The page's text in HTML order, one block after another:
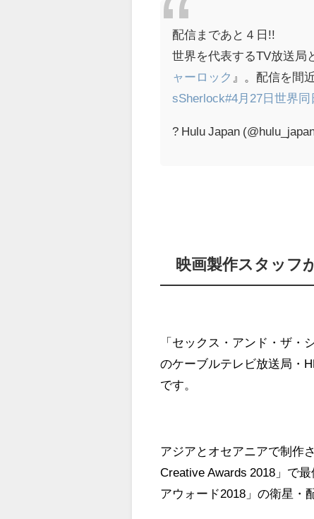
配信まであと４日!!
世界を代表するTV放送局
ャーロック 』。配信を間
sSherlock#4月27日世界同
? Hulu Japan
映画製作スタッフ
「セックス・アンド・ザ・
のケーブルテレビ放送局・
です。
アジアとオセアニアで制作
Creative Awards 2018」で
アウォード2018」の衛星・